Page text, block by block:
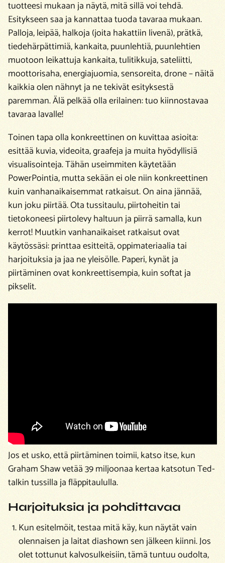
tuotteesi mukaan ja näytä, mitä sillä voi tehdä.
Esitykseen saa ja kannattaa tuoda tavaraa mukaan.
Palloja, leipää, halkoja (joita hakattiin livenä), prätkä,
tiedehärpättimiä, kankaita, puunlehtiä, puunlehtien
muotoon leikattuja kankaita, tulitikkuja, sateliitti,
moottorisaha, energiajuomia, sensoreita, drone – näitä
kaikkia olen nähnyt ja ne tekivät esityksestä
paremman. Älä pelkää olla erilainen: tuo kiinnostavaa
tavaraa lavalle!
Toinen tapa olla konkreettinen on kuvittaa asioita:
esittää kuvia, videoita, graafeja ja muita hyödyllisiä
visualisointeja. Tähän useimmiten käytetään
PowerPointia, mutta sekään ei ole niin konkreettinen
kuin vanhanaikaisemmat ratkaisut. On aina jännää,
kun joku piirtää. Ota tussitaulu, piirtoheitin tai
tietokoneesi piirtolevy haltuun ja piirrä samalla, kun
kerrot! Muutkin vanhanaikaiset ratkaisut ovat
käytössäsi: printtaa esitteitä, oppimateriaalia tai
harjoituksia ja jaa ne yleisölle. Paperi, kynät ja
piirtäminen ovat konkreettisempia, kuin softat ja
pikselit.
Jos et usko, että piirtäminen toimii, katso itse, kun
Graham Shaw vetää 39 miljoonaa kertaa katsotun Ted-
talkin tussilla ja fläppitaululla.
Harjoituksia ja pohdittavaa
Kun esitelmöit, testaa mitä käy, kun näytät vain
olennaisen ja laitat diashown sen jälkeen kiinni. Jos
olet tottunut kalvosulkeisiin, tämä tuntuu oudolta,